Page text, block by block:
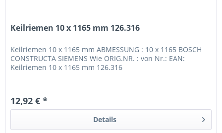
Keilriemen 10 x 1165 mm 126.316
Keilriemen 10 x 1165 mm ABMESSUNG : 10 x 1165 BOSCH
CONSTRUCTA SIEMENS Wie ORIG.NR. : von Nr.: EAN:
Keilriemen 10 x 1165 mm 126.316
12,92 € *
Details